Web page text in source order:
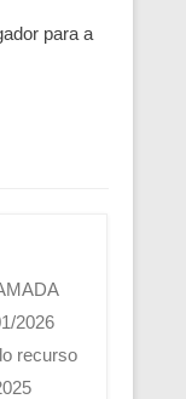
para a
2026
recurso